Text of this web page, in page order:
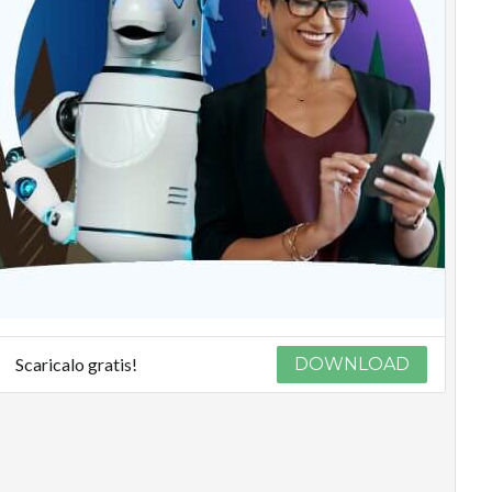
Scaricalo gratis! DOWNLOAD